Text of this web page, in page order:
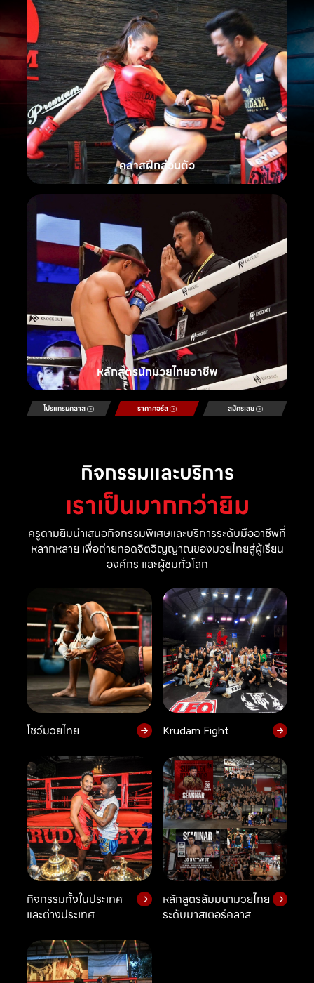
คลาสฝึกส่วนตัว
หลักสูตรนักมวยไทยอาชีพ
โปรแกรมคลาส ราคาคอร์ส สมัครเลย
กิจกรรมและบริการ
เราเป็นมากกว่ายิม
ครูดามยิมนำเสนอกิจกรรมพิเศษและบริการระดับมืออาชีพที่
หลากหลาย เพื่อถ่ายทอดจิตวิญญาณของมวยไทยสู่ผู้เรียน
องค์กร และผู้ชมทั่วโลก
โชว์มวยไทย Krudam Fight
กิจกรรมทั้งในประเทศ
และต่างประเทศ
หลักสูตรสัมมนามวยไทย
ระดับมาสเตอร์คลาส